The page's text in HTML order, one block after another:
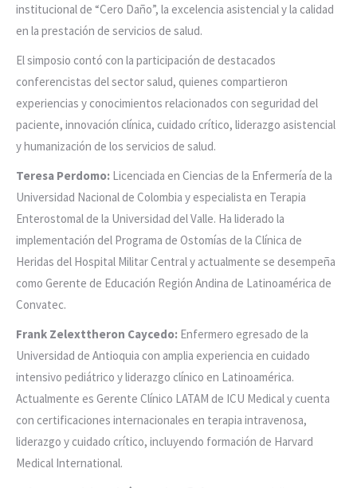
institucional de “Cero Daño”, la excelencia asistencial y la calidad
en la prestación de servicios de salud.
El simposio contó con la participación de destacados
conferencistas del sector salud, quienes compartieron
experiencias y conocimientos relacionados con seguridad del
paciente, innovación clínica, cuidado crítico, liderazgo asistencial
y humanización de los servicios de salud.
Teresa Perdomo: Licenciada en Ciencias de la Enfermería de la
Universidad Nacional de Colombia y especialista en Terapia
Enterostomal de la Universidad del Valle. Ha liderado la
implementación del Programa de Ostomías de la Clínica de
Heridas del Hospital Militar Central y actualmente se desempeña
como Gerente de Educación Región Andina de Latinoamérica de
Convatec.
Frank Zelexttheron Caycedo: Enfermero egresado de la
Universidad de Antioquia con amplia experiencia en cuidado
intensivo pediátrico y liderazgo clínico en Latinoamérica.
Actualmente es Gerente Clínico LATAM de ICU Medical y cuenta
con certificaciones internacionales en terapia intravenosa,
liderazgo y cuidado crítico, incluyendo formación de Harvard
Medical International.